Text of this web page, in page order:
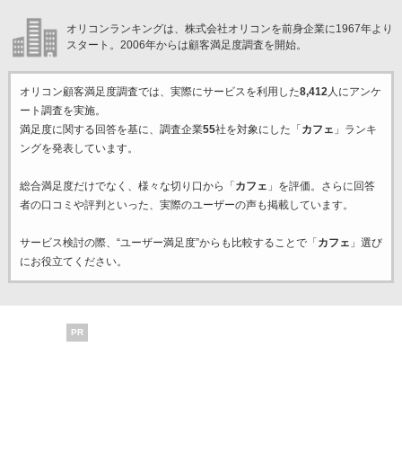
オリコンランキングは、株式会社オリコンを前身企業に1967年より
スタート。2006年からは顧客満足度調査を開始。
オリコン顧客満足度調査では、実際にサービスを利用した8,412人にアンケ
ート調査を実施。
満足度に関する回答を基に、調査企業55社を対象にした「 カフェ 」ランキ
ングを発表しています。
総合満足度だけでなく、様々な切り口から「 カフェ 」を評価。さらに回答
者の口コミや評判といった、実際のユーザーの声も掲載しています。
サービス検討の際、“ユーザー満足度”からも比較することで「 カフェ 」選び
にお役立てください。
PR